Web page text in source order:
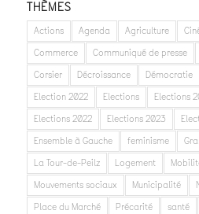
THÈMES
Actions Agenda Agriculture
Commerce
Communiqué de presse
Corsier
Décroissance Démocratie
Election 2022
Elections Elections
Elections 2022
Elections 2023
Ensemble à Gauche
feminisme
La Tour-de-Peilz
Logement
Mouvements sociaux
Municipalité
Place du Marché
Précarité santé